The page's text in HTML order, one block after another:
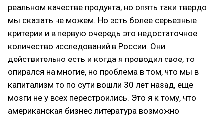
реальном качестве продукта, но опять таки твердо
мы сказать не можем. Но есть более серьезные
критерии и в первую очередь это недостаточное
количество исследований в России. Они
действительно есть и когда я проводил свое, то
опирался на многие, но проблема в том, что мы в
капитализм то по сути вошли 30 лет назад, еще
мозги не у всех перестроились. Это я к тому, что
американская бизнес литература возможно